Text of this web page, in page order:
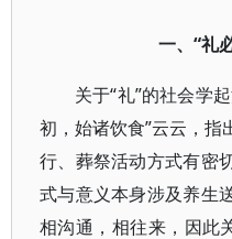
一、“礼
关于“礼”的社会学
初，始诸饮食”云云，指
行、葬祭活动方式有密
式与意义本身涉及养生
相沟通，相往来，因此